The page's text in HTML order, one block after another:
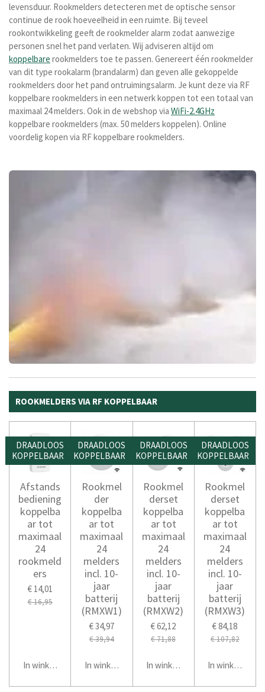
levensduur. Rookmelders detecteren met de optische sensor
continue de rook hoeveelheid in een ruimte. Bij teveel
rookontwikkeling geeft de rookmelder alarm zodat aanwezige
personen snel het pand verlaten. Wij adviseren altijd om
koppelbare rookmelders toe te passen. Genereert één rookmelder
van dit type rookalarm (brandalarm) dan geven alle gekoppelde
rookmelders door het pand ontruimingsalarm. Je kunt deze via RF
koppelbare rookmelders in een netwerk koppen tot een totaal van
maximaal 24 melders. Ook in de webshop via WiFi-2.4GHz
koppelbare rookmelders (max. 50 melders koppelen). Online
voordelig kopen via RF koppelbare rookmelders.
ROOKMELDERS VIA RF KOPPELBAAR
DRAADLOOS
KOPPELBAAR
Afstands
bediening
koppelba
ar tot
maximaal
24
rookmeld
ers
€ 14,01
€ 16,95
In winkelwagen
DRAADLOOS
KOPPELBAAR
Rookmel
der
koppelba
ar tot
maximaal
24
melders
incl. 10-
jaar
batterij
(RMXW1)
€ 34,97
€ 39,94
In winkelwagen
DRAADLOOS
KOPPELBAAR
Rookmel
derset
koppelba
ar tot
maximaal
24
melders
incl. 10-
jaar
batterij
(RMXW2)
€ 62,12
€ 71,88
In winkelwagen
DRAADLOOS
KOPPELBAAR
Rookmel
derset
koppelba
ar tot
maximaal
24
melders
incl. 10-
jaar
batterij
(RMXW3)
€ 84,18
€ 107,82
In winkelwagen